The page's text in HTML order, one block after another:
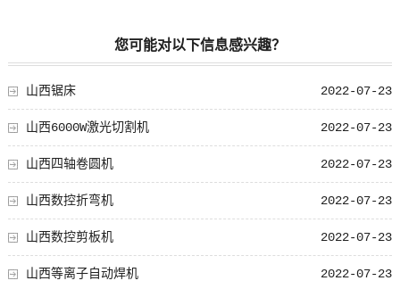
您可能对以下信息感兴趣？
2022-07-23
山西锯床
2022-07-23
山西6000W激光切割机
2022-07-23
山西四轴卷圆机
2022-07-23
山西数控折弯机
2022-07-23
山西数控剪板机
2022-07-23
山西等离子自动焊机